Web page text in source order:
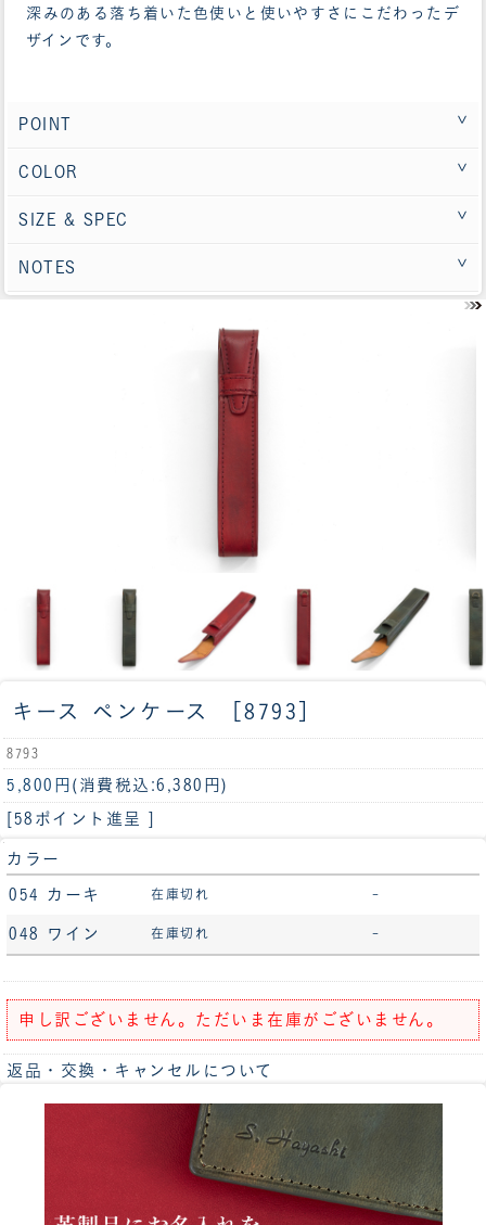
深みのある落ち着いた色使いと使いやすさにこだわったデ
ザインです。
POINT
COLOR
SIZE & SPEC
NOTES
キース ペンケース ［8793］
8793
5,800円 (消費税込:6,380円)
[58ポイント進呈 ]
カラー
054 カーキ 在庫切れ -
048 ワイン 在庫切れ -
申し訳ございません。ただいま在庫がございません。
返品・交換・キャンセルについて